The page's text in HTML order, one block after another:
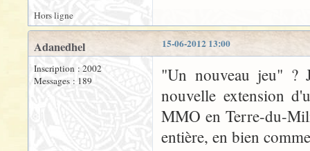
Hors ligne
15-06-2012 13:00
Adanedhel
Inscription : 2002
Messages : 189
"Un nouveau jeu" ?
nouvelle extension
MMO en Terre-du-
entière, en bien